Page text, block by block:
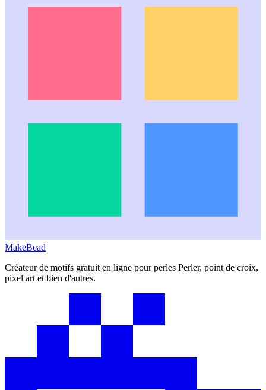
MakeBead
Créateur de motifs gratuit en ligne pour perles Perler, point de croix,
pixel art et bien d'autres.